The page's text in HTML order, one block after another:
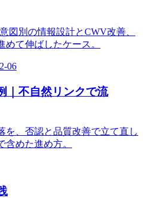
図別の情報設計とCWV改善、
て伸ばしたケース。
06
｜不自然リンクで流
を、否認と品質改善で立て直し
めた進め方。